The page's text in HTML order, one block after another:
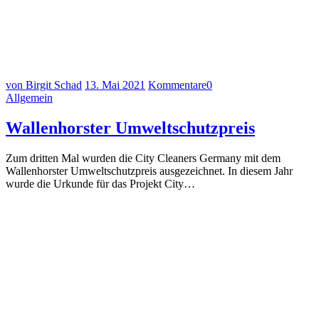
von Birgit Schad 13. Mai 2021 Kommentare0
Allgemein
Wallenhorster Umweltschutzpreis
Zum dritten Mal wurden die City Cleaners Germany mit dem
Wallenhorster Umweltschutzpreis ausgezeichnet. In diesem Jahr
wurde die Urkunde für das Projekt City…